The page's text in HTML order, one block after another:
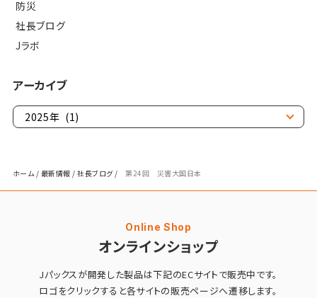
防災
社長ブログ
Jラボ
アーカイブ
ホーム / 最新情報 /社長ブログ/ 第24回 災害大国日本
Online Shop
オンラインショップ
Jパックスが開発した製品は下記のECサイトで販売中です。
ロゴをクリックすると各サイトの販売ページへ遷移します。